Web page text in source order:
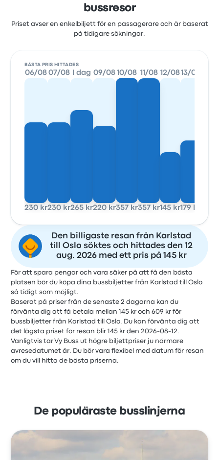
bussresor
Priset avser en enkelbiljett för en passagerare och är baserat
på tidigare sökningar.
BÄSTA PRIS HITTADES
06/08
230 kr
07/08
230 kr
I dag
265 kr
09/08
220 kr
10/08
357 kr
11/08
357 kr
12/08
145 kr
13/08
179 kr
Den billigaste resan från Karlstad
till Oslo söktes och hittades den 12
aug. 2026 med ett pris på 145 kr
För att spara pengar och vara säker på att få den bästa
platsen bör du köpa dina bussbiljetter från Karlstad till Oslo
så tidigt som möjligt.
Baserat på priser från de senaste 2 dagarna kan du
förvänta dig att få betala mellan 145 kr och 609 kr för
bussbiljetter från Karlstad till Oslo. Du kan förvänta dig att
det lägsta priset för resan blir 145 kr den 2026-08-12.
Vanligtvis tar Vy Buss ut högre biljettpriser ju närmare
avresedatumet är. Du bör vara flexibel med datum för resan
om du vill hitta de bästa priserna.
De populäraste busslinjerna